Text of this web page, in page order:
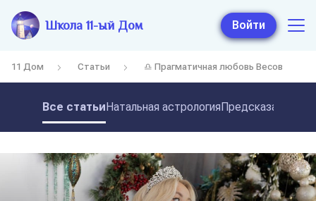
Школа 11-ый Дом Войти
11 Дом Статьи ♎ Прагматичная любовь Весов
Все статьиНатальная астрология